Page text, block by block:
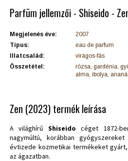
Parfüm jellemzői - Shiseido -
Megjelenés éve:
2007
Típus:
eau de parfum
Illatcsalád:
virágos-fás
Összetétel:
rózsa, gardénia,
alma, ibolya,
Zen (2023) termék leírása
A világhírűShiseido céget 1872-
nagymúltú, korábban
évtizede kozmetikai termékeket
az ágazatban.